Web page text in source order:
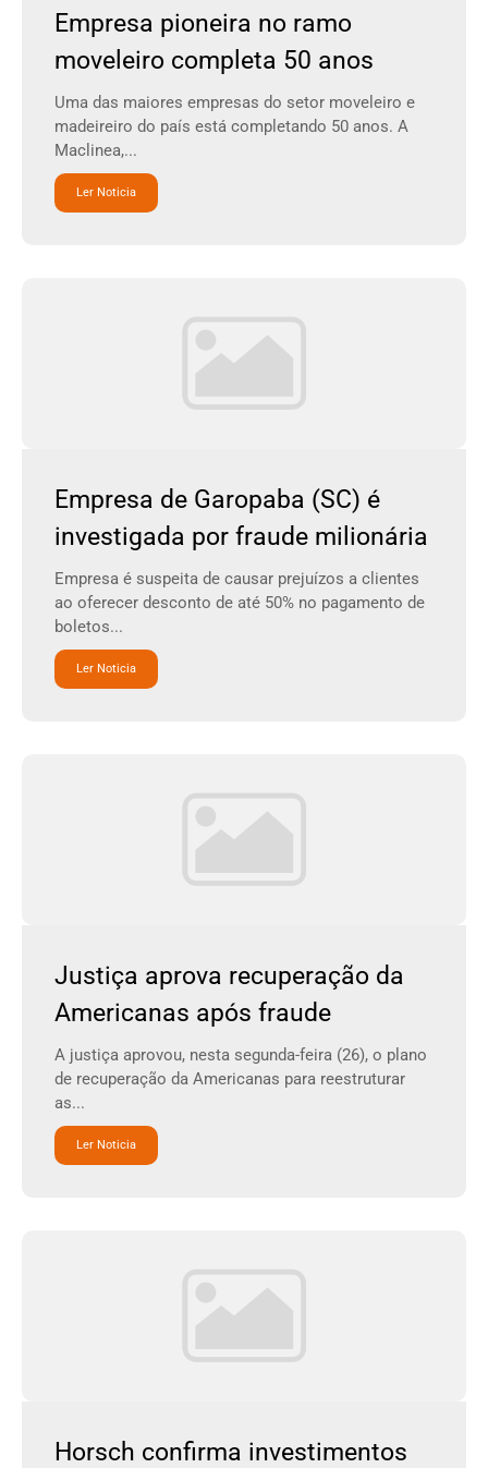
Empresa pioneira no ramo
moveleiro completa 50 anos
Uma das maiores empresas do setor moveleiro e
madeireiro do país está completando 50 anos. A
Maclinea,...
Ler Noticia
Empresa de Garopaba (SC) é
investigada por fraude milionária
Empresa é suspeita de causar prejuízos a clientes
ao oferecer desconto de até 50% no pagamento de
boletos...
Ler Noticia
Justiça aprova recuperação da
Americanas após fraude
A justiça aprovou, nesta segunda-feira (26), o plano
de recuperação da Americanas para reestruturar
as...
Ler Noticia
Horsch confirma investimentos